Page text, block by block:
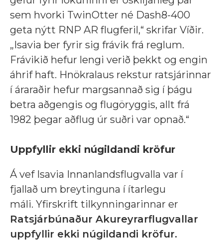
sem hvorki TwinOtter né Dash8-400
geta nýtt RNP AR flugferil,“ skrifar Víðir.
„Isavia ber fyrir sig frávik frá reglum.
Frávikið hefur lengi verið þekkt og engin
áhrif haft. Hnökralaus rekstur ratsjárinnar
í áraraðir hefur margsannað sig í þágu
betra aðgengis og flugöryggis, allt frá
1982 þegar aðflug úr suðri var opnað.“
Uppfyllir ekki núgildandi kröfur
Á vef Isavia Innanlandsflugvalla var í
fjallað um breytinguna í ítarlegu
máli. Yfirskrift tilkynningarinnar er
Ratsjárbúnaður Akureyrarflugvallar
uppfyllir ekki núgildandi kröfur.